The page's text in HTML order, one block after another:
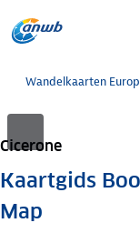
Wandelkaarten
Cicerone
Kaartgids
Map